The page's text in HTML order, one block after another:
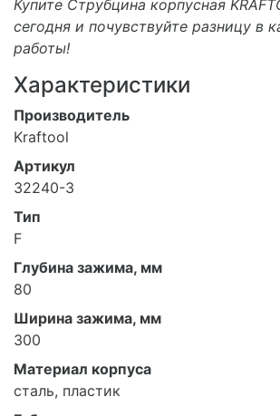
Купите Струбцина корпусная
сегодня и почувствуйте разницу в
работы!
Характеристики
Производитель
Kraftool
Артикул
32240-3
Тип
F
Глубина зажима, мм
80
Ширина зажима, мм
300
Материал корпуса
сталь, пластик